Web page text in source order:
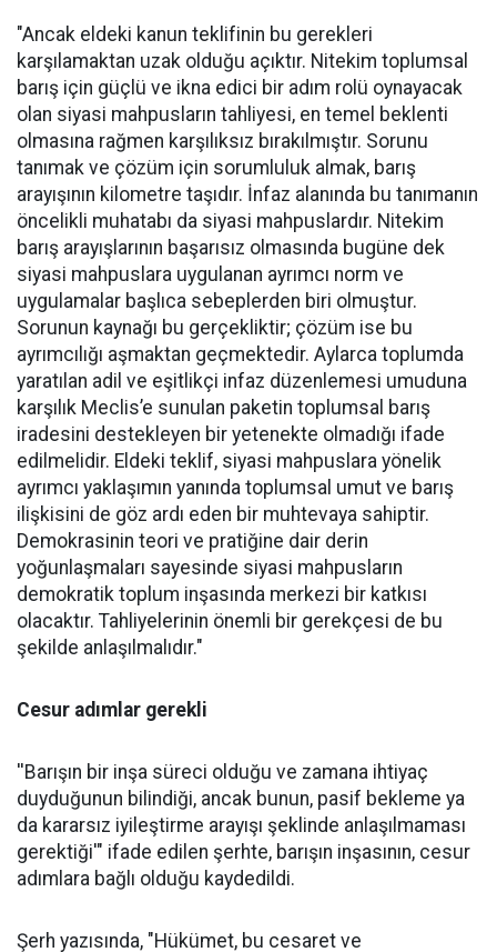
"Ancak eldeki kanun teklifinin bu gerekleri
karşılamaktan uzak olduğu açıktır. Nitekim toplumsal
barış için güçlü ve ikna edici bir adım rolü oynayacak
olan siyasi mahpusların tahliyesi, en temel beklenti
olmasına rağmen karşılıksız bırakılmıştır. Sorunu
tanımak ve çözüm için sorumluluk almak, barış
arayışının kilometre taşıdır. İnfaz alanında bu tanımanın
öncelikli muhatabı da siyasi mahpuslardır. Nitekim
barış arayışlarının başarısız olmasında bugüne dek
siyasi mahpuslara uygulanan ayrımcı norm ve
uygulamalar başlıca sebeplerden biri olmuştur.
Sorunun kaynağı bu gerçekliktir; çözüm ise bu
ayrımcılığı aşmaktan geçmektedir. Aylarca toplumda
yaratılan adil ve eşitlikçi infaz düzenlemesi umuduna
karşılık Meclis’e sunulan paketin toplumsal barış
iradesini destekleyen bir yetenekte olmadığı ifade
edilmelidir. Eldeki teklif, siyasi mahpuslara yönelik
ayrımcı yaklaşımın yanında toplumsal umut ve barış
ilişkisini de göz ardı eden bir muhtevaya sahiptir.
Demokrasinin teori ve pratiğine dair derin
yoğunlaşmaları sayesinde siyasi mahpusların
demokratik toplum inşasında merkezi bir katkısı
olacaktır. Tahliyelerinin önemli bir gerekçesi de bu
şekilde anlaşılmalıdır."
Cesur adımlar gerekli
''Barışın bir inşa süreci olduğu ve zamana ihtiyaç
duyduğunun bilindiği, ancak bunun, pasif bekleme ya
da kararsız iyileştirme arayışı şeklinde anlaşılmaması
gerektiği'" ifade edilen şerhte, barışın inşasının, cesur
adımlara bağlı olduğu kaydedildi.
Şerh yazısında, "Hükümet, bu cesaret ve